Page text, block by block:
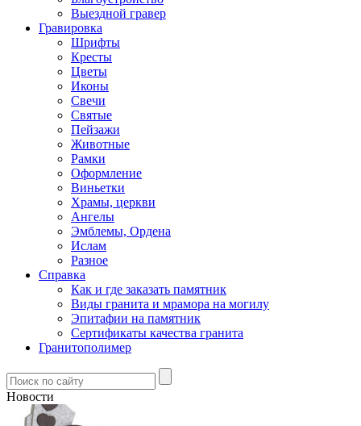
Выездной гравер
Гравировка
Шрифты
Кресты
Цветы
Иконы
Свечи
Святые
Пейзажи
Животные
Рамки
Оформление
Виньетки
Храмы, церкви
Ангелы
Эмблемы, Ордена
Ислам
Разное
Справка
Как и где заказать памятник
Виды гранита и мрамора на могилу
Эпитафии на памятник
Сертификаты качества гранита
Гранитополимер
Новости